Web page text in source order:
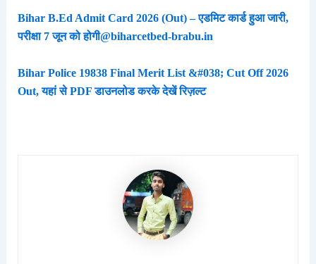
Bihar B.Ed Admit Card 2026 (Out) – एडमिट कार्ड हुआ जारी,
परीक्षा 7 जून को होगी@biharcetbed-brabu.in
Bihar Police 19838 Final Merit List &#038; Cut Off 2026
Out, यहां से PDF डाउनलोड करके देखें रिज़ल्ट